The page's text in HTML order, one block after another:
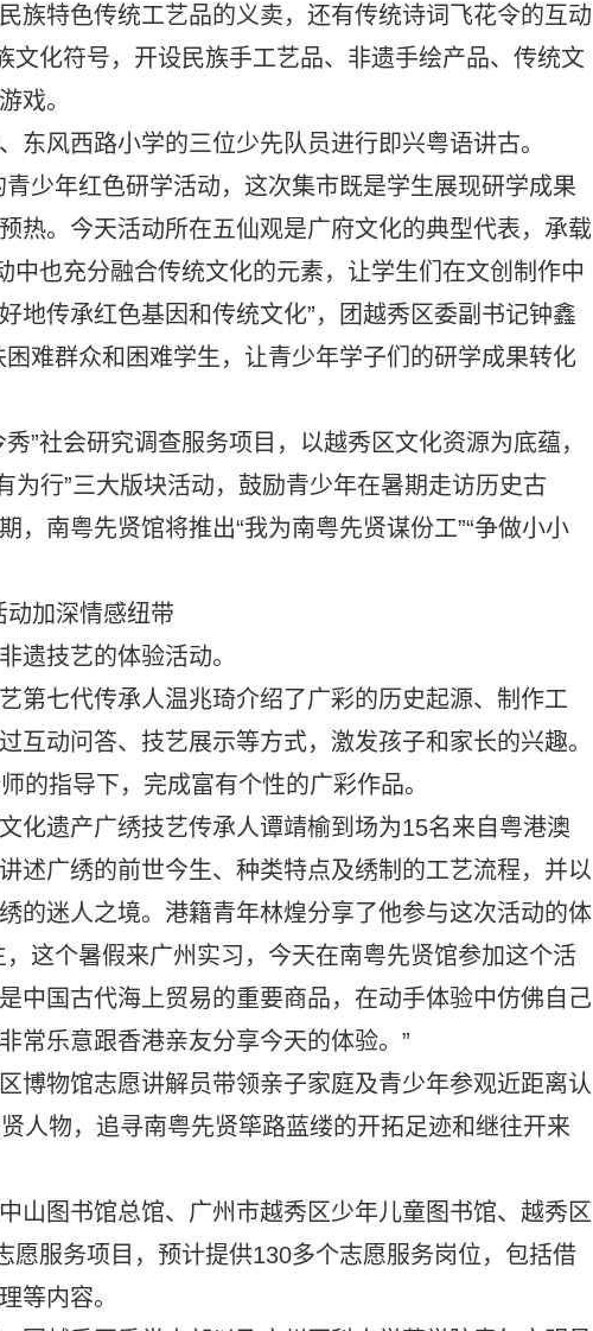
族特色传统工艺品的义卖，还有传统诗词飞花令的互动
文化符号，开设民族手工艺品、非遗手绘产品、传统文
戏。
东风西路小学的三位少先队员进行即兴粤语讲古。
少年红色研学活动，这次集市既是学生展现研学成果
热。今天活动所在五仙观是广府文化的典型代表，承载
中也充分融合传统文化的元素，让学生们在文创制作中
地传承红色基因和传统文化”，团越秀区委副书记钟鑫
难群众和困难学生，让青少年学子们的研学成果转化
”社会研究调查服务项目，以越秀区文化资源为底蕴，
为行”三大版块活动，鼓励青少年在暑期走访历史古
，南粤先贤馆将推出“我为南粤先贤谋份工”“争做小小
动加深情感纽带
遗技艺的体验活动。
第七代传承人温兆琦介绍了广彩的历史起源、制作工
互动问答、技艺展示等方式，激发孩子和家长的兴趣。
的指导下，完成富有个性的广彩作品。
化遗产广绣技艺传承人谭靖榆到场为15名来自粤港澳
述广绣的前世今生、种类特点及绣制的工艺流程，并以
的迷人之境。港籍青年林煌分享了他参与这次活动的体
这个暑假来广州实习，今天在南粤先贤馆参加这个活
中国古代海上贸易的重要商品，在动手体验中仿佛自己
常乐意跟香港亲友分享今天的体验。”
博物馆志愿讲解员带领亲子家庭及青少年参观近距离认
人物，追寻南粤先贤筚路蓝缕的开拓足迹和继往开来
山图书馆总馆、广州市越秀区少年儿童图书馆、越秀区
愿服务项目，预计提供130多个志愿服务岗位，包括借
等内容。